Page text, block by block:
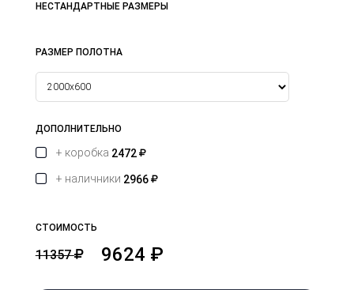
НЕСТАНДАРТНЫЕ РАЗМЕРЫ
РАЗМЕР ПОЛОТНА
ДОПОЛНИТЕЛЬНО
+ коробка 2472
+ наличники 2966
СТОИМОСТЬ
11357 9624 ₽